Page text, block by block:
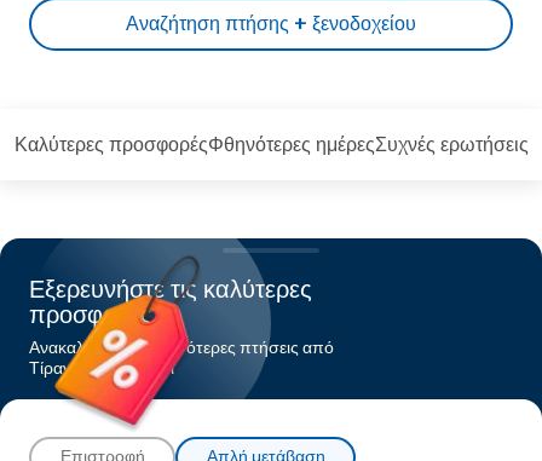
Αναζήτηση πτήσης + ξενοδοχείου
Καλύτερες προσφορέςΦθηνότερες ημέρεςΣυχνές ερωτήσεις
Εξερευνήστε τις καλύτερες
προσφορές
Ανακαλύψτε τις φθηνότερες πτήσεις από
Τίραναπρος Παρίσι
Επιστροφή Απλή μετάβαση